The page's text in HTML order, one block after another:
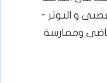
وممارسة